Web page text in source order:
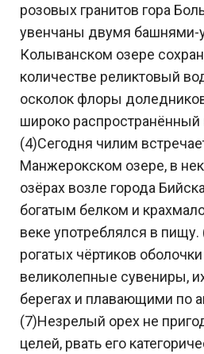
розовых гранитов гора
увенчаны двумя башнями-
Колыванском озере
количестве реликтовый
осколок флоры
широко распространённый
(4)Сегодня чилим
Манжерокском озере, в
озёрах возле города
богатым белком и
веке употреблялся в
рогатых чёртиков
великолепные сувениры,
берегах и плавающими по
(7)Незрелый орех не
целей, рвать его